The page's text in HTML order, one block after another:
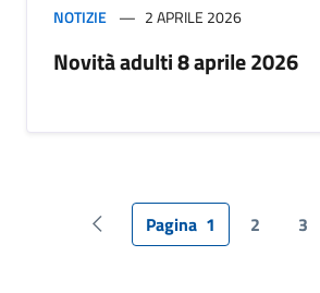
NOTIZIE 2 APRILE 2026
Novità adulti 8 aprile 2026
Pagina precedente
Pagina 1 2 3